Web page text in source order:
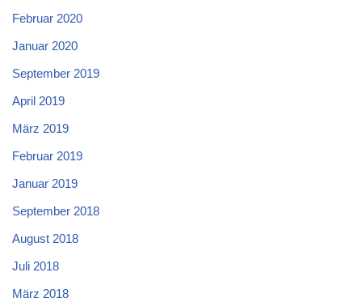
Februar 2020
Januar 2020
September 2019
April 2019
März 2019
Februar 2019
Januar 2019
September 2018
August 2018
Juli 2018
März 2018